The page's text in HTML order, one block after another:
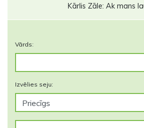
Kārlis Zāle: Ak mans
Vārds:
Izvēlies seju: